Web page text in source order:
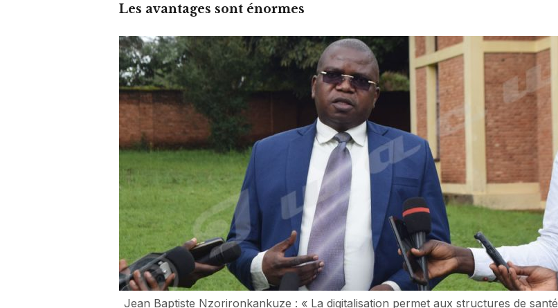
Les avantages sont énormes
Jean Baptiste Nzorironkankuze : « La digitalisation permet aux structures de santé